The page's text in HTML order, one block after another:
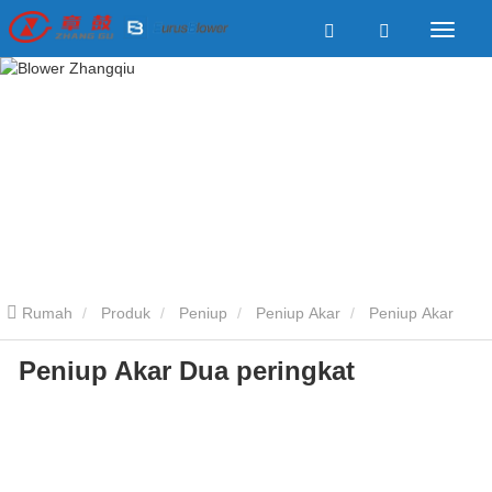
Rumah Produk Peniup Peniup Akar
Dua peringkat
Peniup Akar Dua peringkat